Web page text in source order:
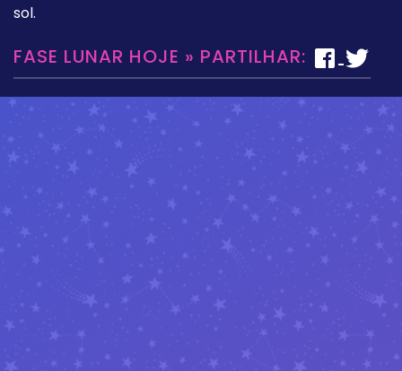
sol.
FASE LUNAR HOJE » PARTILHAR: